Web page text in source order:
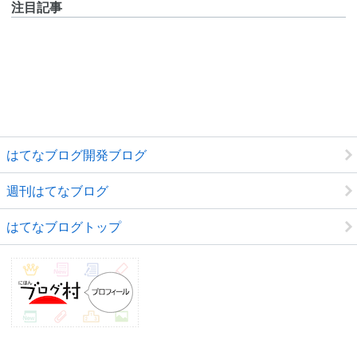
注目記事
はてなブログ開発ブログ
週刊はてなブログ
はてなブログトップ